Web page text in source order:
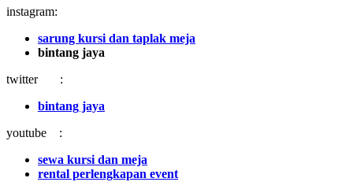
instagram:
sarung kursi dan taplak meja
bintang jaya
twitter :
bintang jaya
youtube :
sewa kursi dan meja
rental perlengkapan event